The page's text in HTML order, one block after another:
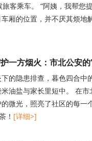
客乘车。 “阿姨，我帮您
厢的位置，并不厌其烦地
一方烟火：市北公安
的隐患排查，暮色四合
油盐与家长里短中。 在市
微光，照亮了社区的每一
！ [详细>]